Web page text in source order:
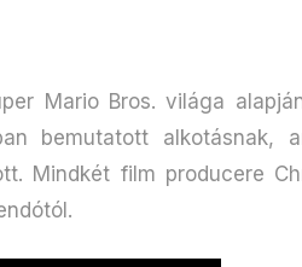
Mario Bros. világa
bemutatott alkotásnak,
Mindkét film producere